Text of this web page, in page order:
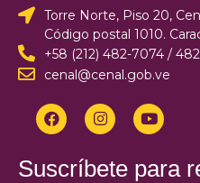
Torre Norte, Piso 20,
Código postal 1010.
+58 (212) 482-7074 /
cenal@cenal.gob.ve
Suscríbete para